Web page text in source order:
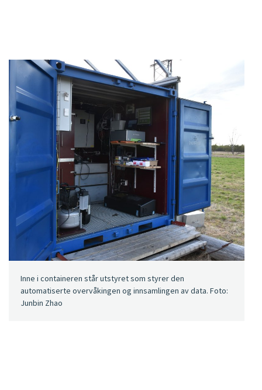
Inne i containeren står utstyret som styrer den
automatiserte overvåkingen og innsamlingen av data. Foto:
Junbin Zhao